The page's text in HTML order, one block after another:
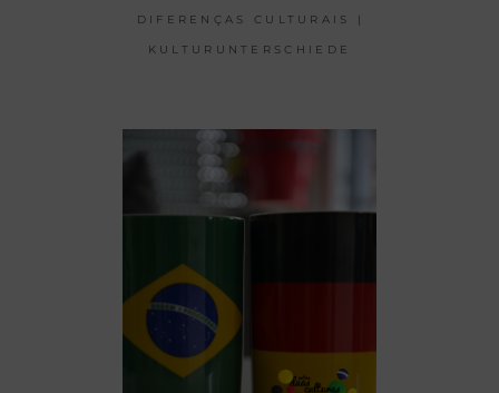
DIFERENÇAS CULTURAIS |
KULTURUNTERSCHIEDE